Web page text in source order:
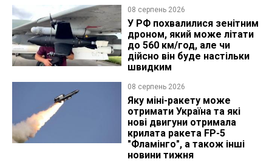
08 серпень 2026
У РФ похвалилися зенітним
дроном, який може літати
до 560 км/год, але чи
дійсно він буде настільки
швидким
08 серпень 2026
Яку міні-ракету може
отримати Україна та які
нові двигуни отримала
крилата ракета FP-5
"Фламінго", а також інші
новини тижня